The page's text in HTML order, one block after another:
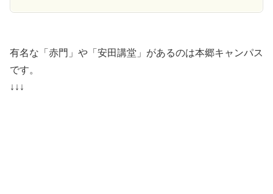
有名な「赤門」や「安田講堂」があるのは本郷キャンパス
です。
↓↓↓